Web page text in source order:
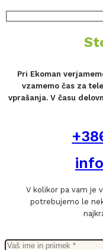
Pri Ekoman
vzamemo čas za
vprašanja. V času
V kolikor pa vam je
potrebujemo le